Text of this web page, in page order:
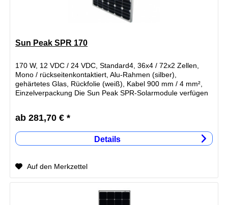
Sun Peak SPR 170
170 W, 12 VDC / 24 VDC, Standard4, 36x4 / 72x2 Zellen,
Mono / rückseitenkontaktiert, Alu-Rahmen (silber),
gehärtetes Glas, Rückfolie (weiß), Kabel 900 mm / 4 mm²,
Einzelverpackung Die Sun Peak SPR-Solarmodule verfügen
ab 281,70 € *
Details
Auf den Merkzettel